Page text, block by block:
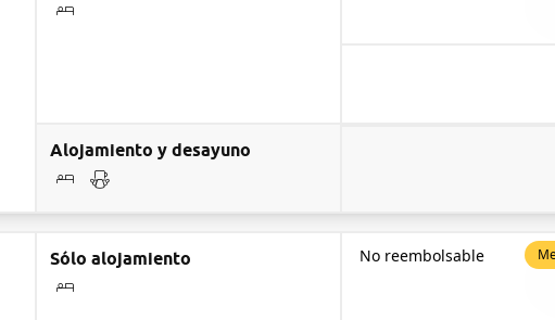
Alojamiento y desayuno
Sólo alojamiento No reembolsable